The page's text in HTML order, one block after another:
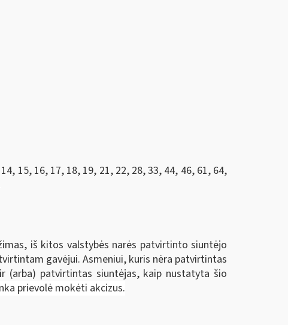
15, 16, 17, 18, 19, 21, 22, 28, 33, 44, 46, 61, 64,
iš kitos valstybės narės patvirtinto siuntėjo
gavėjui. Asmeniui, kuris nėra patvirtintas
(arba) patvirtintas siuntėjas, kaip nustatyta šio
prievolė mokėti akcizus.